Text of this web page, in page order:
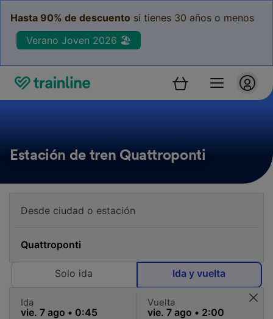
Hasta 90% de descuento si tienes 30 años o menos
Verano Joven 2026 🏖️
Estación de tren Quattroponti
Solo ida Ida y vuelta
Ida Vuelta